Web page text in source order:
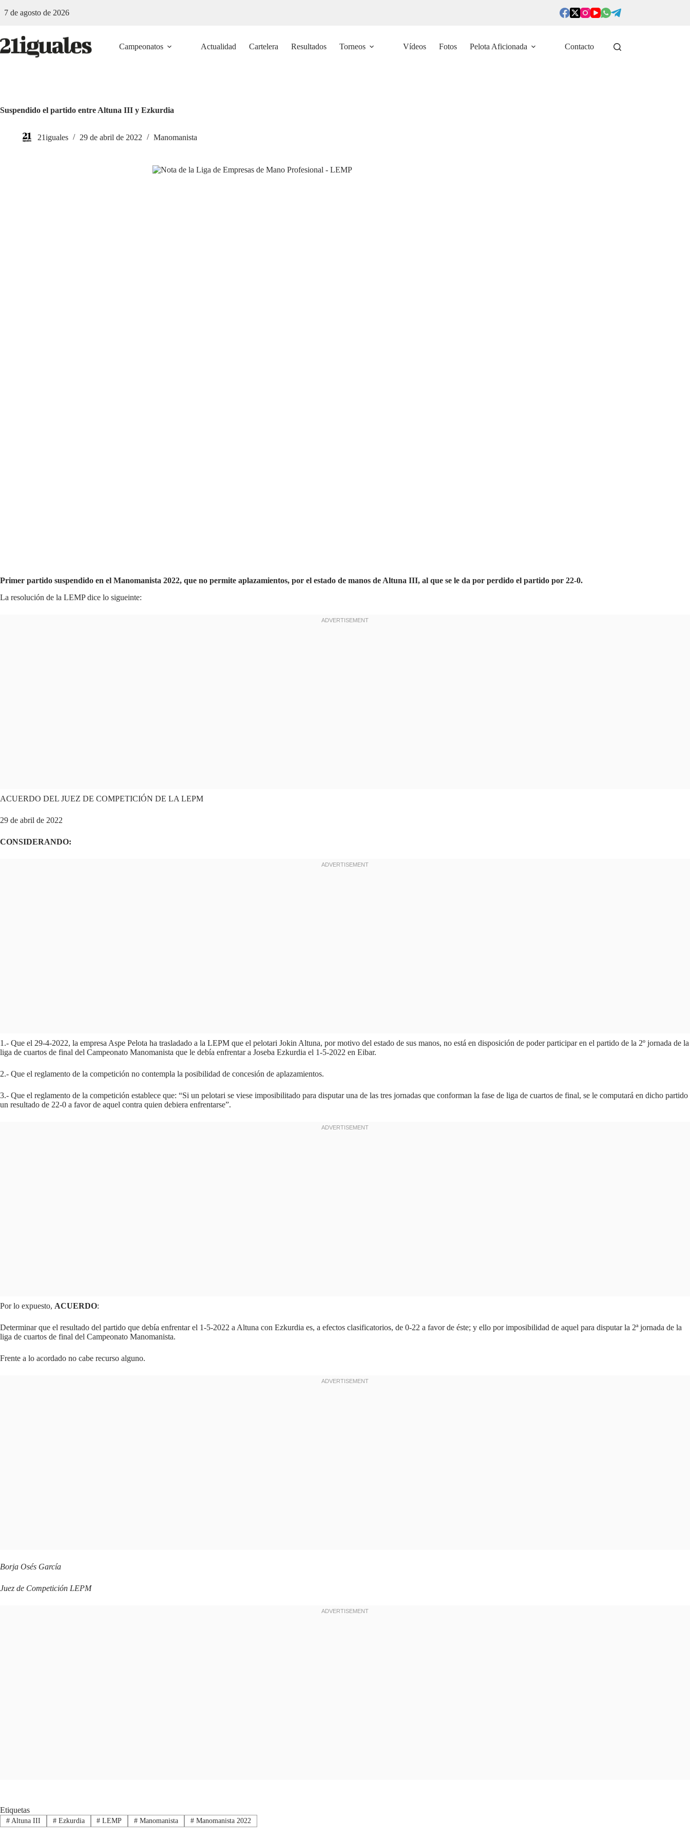
al7 de agosto de 2026
Campeonatos Actualidad Cartelera Resultados Torneos Vídeos Fotos Pelota Aficionada Contacto
Suspendido el partido entre Altuna III y Ezkurdia
21iguales 29 de abril de 2022 Manomanista
Primer partido suspendido en el Manomanista 2022, que no permite aplazamientos, por el estado de manos de Altuna III, al que se le da por perdido el partido por 22-0.
La resolución de la LEMP dice lo sigueinte:
ACUERDO DEL JUEZ DE COMPETICIÓN DE LA LEPM
29 de abril de 2022
CONSIDERANDO:
1.- Que el 29-4-2022, la empresa Aspe Pelota ha trasladado a la LEPM que el pelotari Jokin Altuna, por motivo del estado de sus manos, no está en disposición de poder participar en el partido de la 2º jornada de la
liga de cuartos de final del Campeonato Manomanista que le debía enfrentar a Joseba Ezkurdia el 1-5-2022 en Eibar.
2.- Que el reglamento de la competición no contempla la posibilidad de concesión de aplazamientos.
3.- Que el reglamento de la competición establece que: “Si un pelotari se viese imposibilitado para disputar una de las tres jornadas que conforman la fase de liga de cuartos de final, se le computará en dicho partido
un resultado de 22-0 a favor de aquel contra quien debiera enfrentarse”.
Por lo expuesto, ACUERDO:
Determinar que el resultado del partido que debía enfrentar el 1-5-2022 a Altuna con Ezkurdia es, a efectos clasificatorios, de 0-22 a favor de éste; y ello por imposibilidad de aquel para disputar la 2ª jornada de la
liga de cuartos de final del Campeonato Manomanista.
Frente a lo acordado no cabe recurso alguno.
Borja Osés García
Juez de Competición LEPM
Etiquetas
#Altuna III #Ezkurdia # LEMP # Manomanista # Manomanista 2022